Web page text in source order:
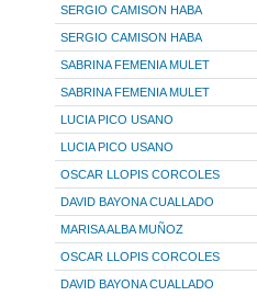
SERGIO CAMISON HABA
SERGIO CAMISON HABA
SABRINA FEMENIA MULET
SABRINA FEMENIA MULET
LUCIA PICO USANO
LUCIA PICO USANO
OSCAR LLOPIS CORCOLES
DAVID BAYONA CUALLADO
MARISA ALBA MUÑOZ
OSCAR LLOPIS CORCOLES
DAVID BAYONA CUALLADO